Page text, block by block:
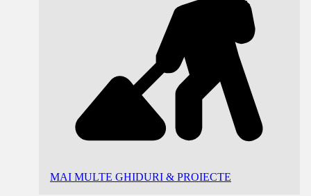
MAI MULTE GHIDURI & PROIECTE